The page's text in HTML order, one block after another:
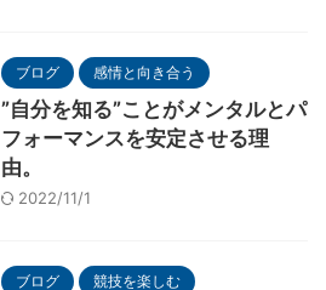
ブログ 感情と向き合う
”自分を知る”ことがメンタルとパ
フォーマンスを安定させる理
由。
2022/11/1
ブログ 競技を楽しむ